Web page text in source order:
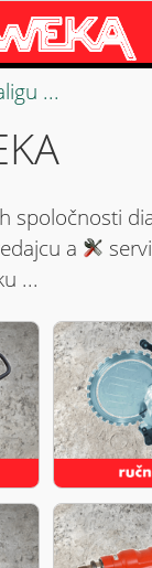
...
spoločnosti
a
...